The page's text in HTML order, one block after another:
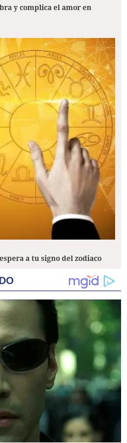
y complica el amor en
a tu signo del zodiaco